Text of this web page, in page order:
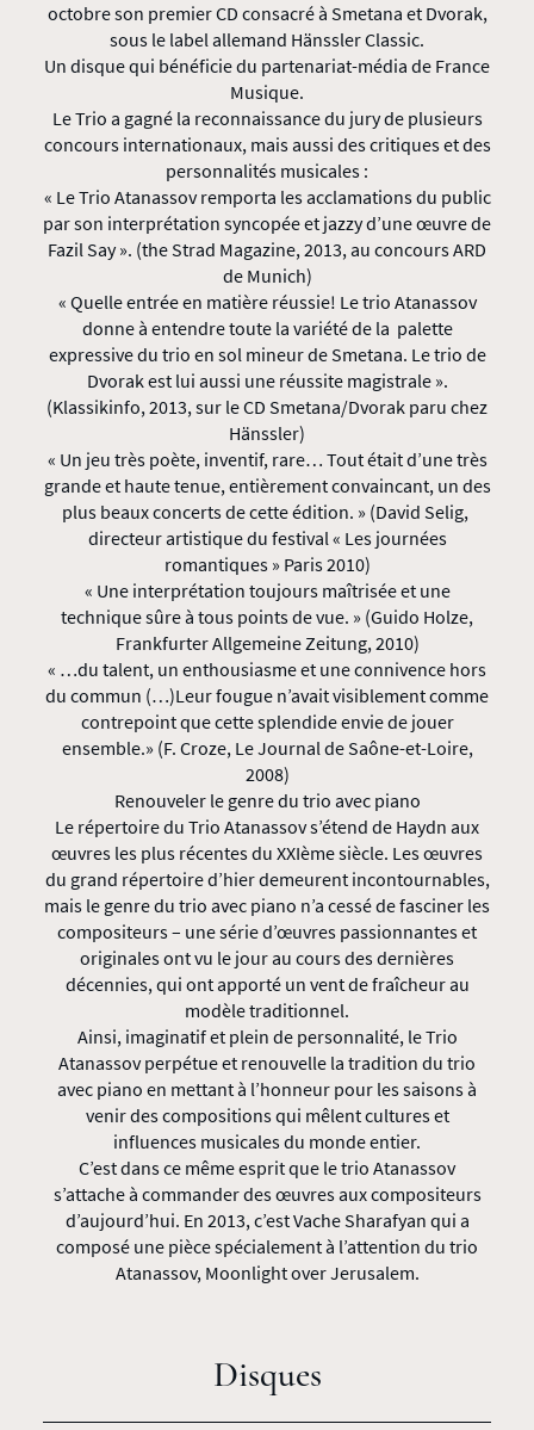
octobre son premier CD consacré à Smetana et Dvorak,
sous le label allemand Hänssler Classic.
Un disque qui bénéficie du partenariat-média de France
Musique.
Le Trio a gagné la reconnaissance du jury de plusieurs
concours internationaux, mais aussi des critiques et des
personnalités musicales :
« Le Trio Atanassov remporta les acclamations du public
par son interprétation syncopée et jazzy d’une œuvre de
Fazil Say ». (the Strad Magazine, 2013, au concours ARD
de Munich)
« Quelle entrée en matière réussie! Le trio Atanassov
donne à entendre toute la variété de la palette
expressive du trio en sol mineur de Smetana. Le trio de
Dvorak est lui aussi une réussite magistrale ».
(Klassikinfo, 2013, sur le CD Smetana/Dvorak paru chez
Hänssler)
« Un jeu très poète, inventif, rare… Tout était d’une très
grande et haute tenue, entièrement convaincant, un des
plus beaux concerts de cette édition. » (David Selig,
directeur artistique du festival « Les journées
romantiques » Paris 2010)
« Une interprétation toujours maîtrisée et une
technique sûre à tous points de vue. » (Guido Holze,
Frankfurter Allgemeine Zeitung, 2010)
« …du talent, un enthousiasme et une connivence hors
du commun (…)Leur fougue n’avait visiblement comme
contrepoint que cette splendide envie de jouer
ensemble.» (F. Croze, Le Journal de Saône-et-Loire,
2008)
Renouveler le genre du trio avec piano
Le répertoire du Trio Atanassov s’étend de Haydn aux
œuvres les plus récentes du XXIème siècle. Les œuvres
du grand répertoire d’hier demeurent incontournables,
mais le genre du trio avec piano n’a cessé de fasciner les
compositeurs – une série d’œuvres passionnantes et
originales ont vu le jour au cours des dernières
décennies, qui ont apporté un vent de fraîcheur au
modèle traditionnel.
Ainsi, imaginatif et plein de personnalité, le Trio
Atanassov perpétue et renouvelle la tradition du trio
avec piano en mettant à l’honneur pour les saisons à
venir des compositions qui mêlent cultures et
influences musicales du monde entier.
C’est dans ce même esprit que le trio Atanassov
s’attache à commander des œuvres aux compositeurs
d’aujourd’hui. En 2013, c’est Vache Sharafyan qui a
composé une pièce spécialement à l’attention du trio
Atanassov, Moonlight over Jerusalem.
Disques